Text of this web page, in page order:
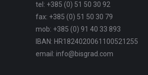
tel: +385 (0) 51 50 30 92
fax: +385 (0) 51 50 30 79
mob: +385 (0) 91 40 33 893
IBAN: HR1824020061100521255
email: info@bisgrad.com